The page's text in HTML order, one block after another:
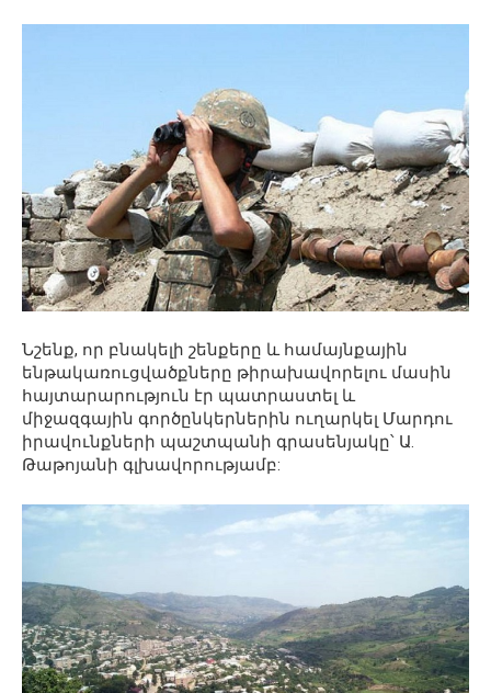
Նշենք, որ բնակելի շենքերը և համայնքային
ենթակառուցվածքները թիրախավորելու մասին
հայտարարություն էր պատրաստել և
միջազգային գործընկերներին ուղարկել Մարդու
իրավունքների պաշտպանի գրասենյակը՝ Ա.
Թաթոյանի գլխավորությամբ: